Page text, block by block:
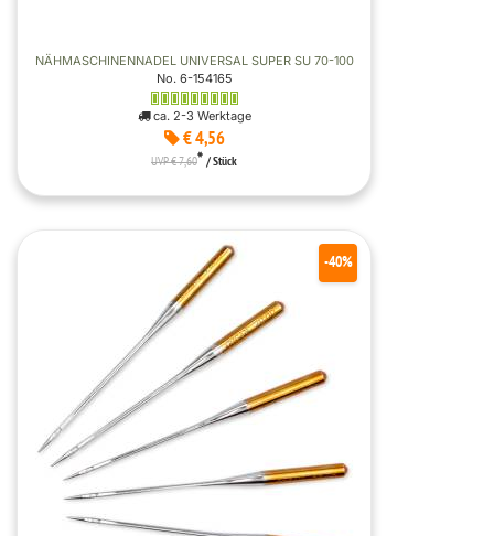
NÄHMASCHINENNADEL UNIVERSAL SUPER SU 70-100
No. 6-154165
ca. 2-3 Werktage
€ 4,56
UVP € 7,60* / Stück
-40%